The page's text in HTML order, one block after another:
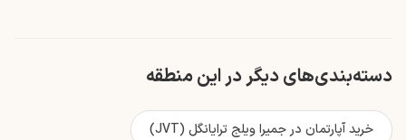
دسته‌بندی‌های دیگر در این منطقه
خرید آپارتمان در جمیرا ویلج ترایانگل (JVT)